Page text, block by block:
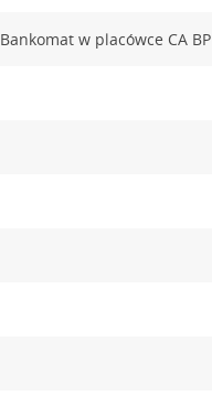
Bankomat w placówce CA BP